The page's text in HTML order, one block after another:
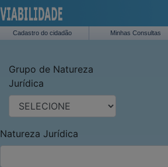
Cadastro do cidadão Minhas Consultas
Grupo de Natureza
Jurídica
Natureza Jurídica